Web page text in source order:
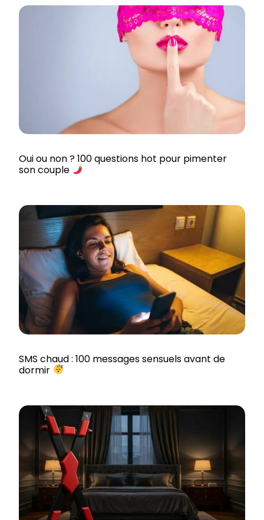
Oui ou non ? 100 questions hot pour pimenter
son couple
SMS chaud : 100 messages sensuels avant de
dormir